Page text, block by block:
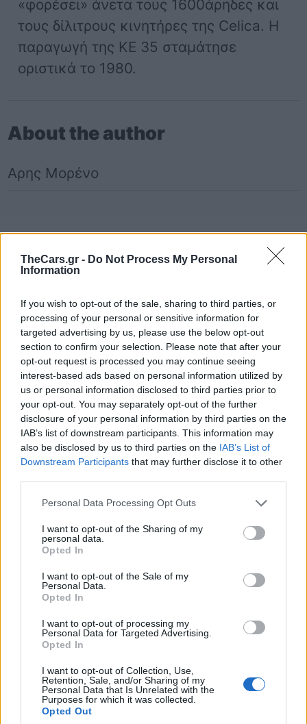
TheCars.gr - Do Not Process My Personal
Information
If you wish to opt-out of the sale, sharing to third parties, or
processing of your personal or sensitive information for
targeted advertising by us, please use the below opt-out
section to confirm your selection. Please note that after your
opt-out request is processed you may continue seeing
interest-based ads based on personal information utilized by
us or personal information disclosed to third parties prior to
your opt-out. You may separately opt-out of the further
disclosure of your personal information by third parties on the
IAB’s list of downstream participants. This information may
also be disclosed by us to third parties on the IAB’s List of
Downstream Participants that may further disclose it to other
Personal Data Processing Opt Outs
I want to opt-out of the Sharing of my
personal data.
Opted In
I want to opt-out of the Sale of my
Personal Data.
Opted In
I want to opt-out of processing my
Personal Data for Targeted Advertising.
Opted In
I want to opt-out of Collection, Use,
Retention, Sale, and/or Sharing of my
Personal Data that Is Unrelated with the
Purposes for which it was collected.
Opted Out
«φορέσει» άνετα τους 1600άρηδες και
τους δίλιτρους κινητήρες της Celica. Η
παραγωγή της ΚΕ 35 σταμάτησε
οριστικά το 1980.
About the author
Αρης Μορένο
ToyotaToyota Corolla
Δείτε επίσης
TheCars.gr|19/02/2026 18:00